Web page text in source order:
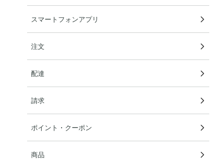
スマートフォンアプリ
注文
配達
請求
ポイント・クーポン
商品